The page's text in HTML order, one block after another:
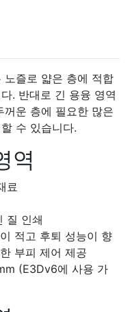
노즐로 얇은 층에 적합
. 반대로 긴 용융 영역
운 층에 필요한 많은
수 있습니다.
역
료
질 인쇄
적고 후퇴 성능이 향
부피 제어 제공
(E3Dv6에 사용 가